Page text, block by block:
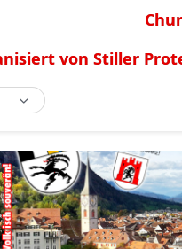
von Stiller